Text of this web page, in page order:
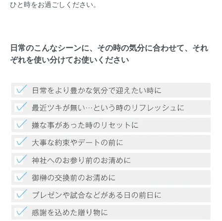
ひと時をお過ごしください。
日常のこんなシーンに、その時の気分に合わせて、それ
ぞれを使い分けてお使いください